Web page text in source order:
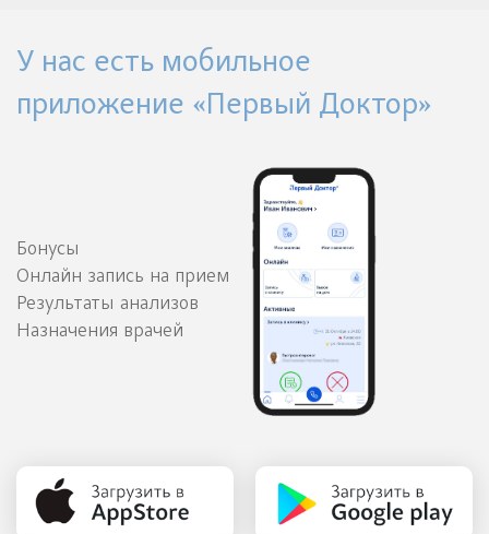
У нас есть мобильное
приложение «Первый Доктор»
Бонусы
Онлайн запись на прием
Результаты анализов
Назначения врачей